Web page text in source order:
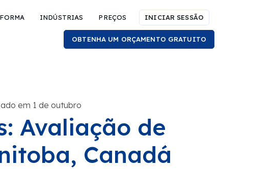
INDÚSTRIAS PREÇOS INICIAR SESSÃO
OBTENHA UM ORÇAMENTO GRATUITO
em 1 de outubro
Avaliação de
Canadá